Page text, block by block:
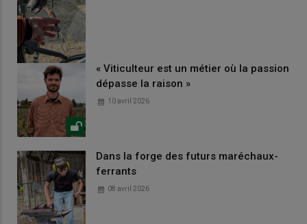
« Viticulteur est un métier où la passion
dépasse la raison »
10 avril 2026
Dans la forge des futurs maréchaux-
ferrants
08 avril 2026